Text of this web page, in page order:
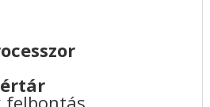
felbontás